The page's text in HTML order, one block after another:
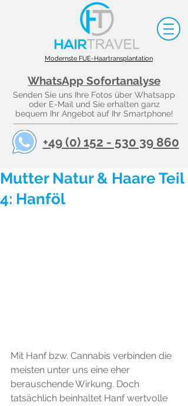
Modernste FUE-Haartransplantation
WhatsApp Sofortanalyse
Senden Sie uns Ihre Fotos über Whatsapp
oder E-Mail und Sie erhalten ganz
bequem Ihr Angebot auf Ihr Smartphone!
+49 (0) 152 - 530 39 860
Mutter Natur & Haare Teil
4: Hanföl
Mit Hanf bzw. Cannabis verbinden die
meisten unter uns eine eher
berauschende Wirkung. Doch
tatsächlich beinhaltet Hanf wertvolle